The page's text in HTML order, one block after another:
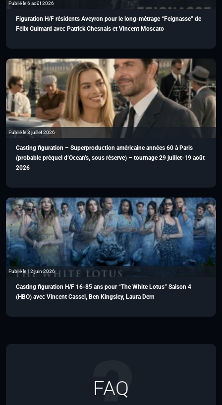
Publié le 6 août 2026
Figuration H/F résidents Aveyron pour le long-métrage “Feignasse” de
Félix Guimard avec Patrick Chesnais et Vincent Moscato
Publié le 3 juillet 2026
Casting figuration – Superproduction américaine années 60 à Paris
(probable préquel d’Ocean’s, sous réserve) – tournage 29 juillet-19 août
2026
Publié le 12 juin 2026
Casting figuration H/F 16-85 ans pour “The White Lotus” Saison 4
(HBO) avec Vincent Cassel, Ben Kingsley, Laura Dern
FAQ